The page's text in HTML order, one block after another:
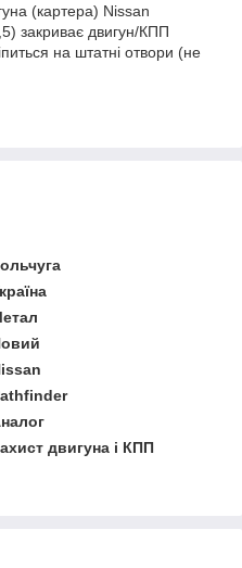
(картера) Nissan
закриває двигун/КПП
на штатні отвори (не
двигуна і КПП